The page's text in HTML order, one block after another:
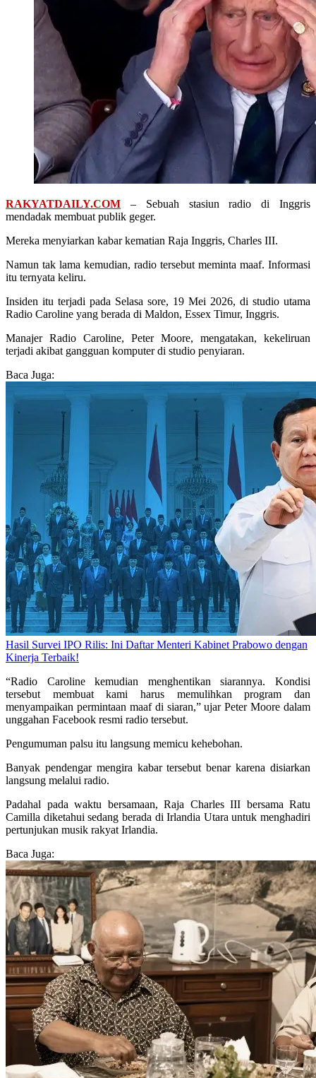
RAKYATDAILY.COM – Sebuah stasiun radio di Inggris
mendadak membuat publik geger.
Mereka menyiarkan kabar kematian Raja Inggris, Charles III.
Namun tak lama kemudian, radio tersebut meminta maaf. Informasi
itu ternyata keliru.
Insiden itu terjadi pada Selasa sore, 19 Mei 2026, di studio utama
Radio Caroline yang berada di Maldon, Essex Timur, Inggris.
Manajer Radio Caroline, Peter Moore, mengatakan, kekeliruan
terjadi akibat gangguan komputer di studio penyiaran.
Baca Juga:
Hasil Survei IPO Rilis: Ini Daftar Menteri Kabinet Prabowo dengan
Kinerja Terbaik!
“Radio Caroline kemudian menghentikan siarannya. Kondisi
tersebut membuat kami harus memulihkan program dan
menyampaikan permintaan maaf di siaran,” ujar Peter Moore dalam
unggahan Facebook resmi radio tersebut.
Pengumuman palsu itu langsung memicu kehebohan.
Banyak pendengar mengira kabar tersebut benar karena disiarkan
langsung melalui radio.
Padahal pada waktu bersamaan, Raja Charles III bersama Ratu
Camilla diketahui sedang berada di Irlandia Utara untuk menghadiri
pertunjukan musik rakyat Irlandia.
Baca Juga: